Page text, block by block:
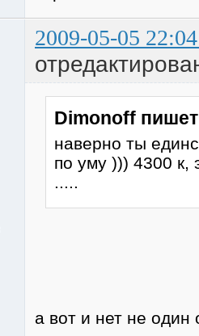
2009-05-05
Dimonoff
наверно ты
по уму ))) 4300 к,
.....
а вот и нет не